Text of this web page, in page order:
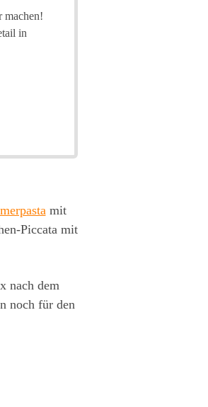
machen!
in
mit
Piccata mit
nach dem
noch für den